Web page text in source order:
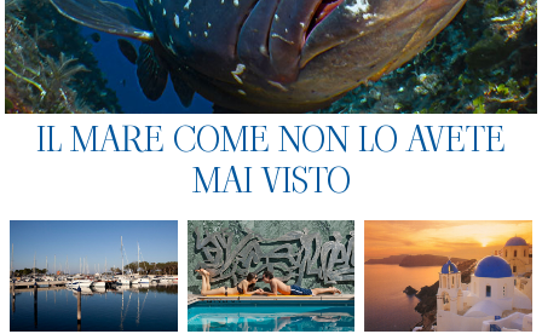
IL MARE COME NON LO AVETE
MAI VISTO